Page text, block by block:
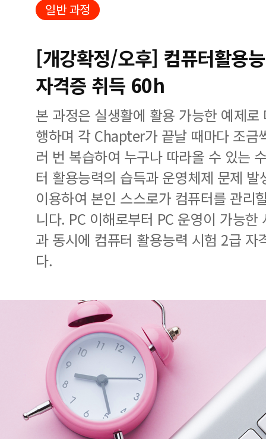
일반 과정
[개강확정/오후] 컴퓨터활용
자격증 취득 60h
본 과정은 실생활에 활용 가능한 예제
행하며 각 Chapter가 끝날 때마다 조금
러 번 복습하여 누구나 따라올 수 있는
터 활용능력의 습득과 운영체제 문제
이용하여 본인 스스로가 컴퓨터를 관리
니다. PC 이해로부터 PC 운영이 가능
과 동시에 컴퓨터 활용능력 시험 2급 자
다.